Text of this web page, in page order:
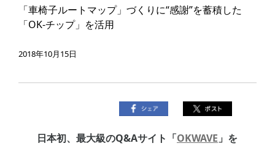
「車椅子ルートマップ」づくりに“感謝”を蓄積した
「OK-チップ」を活用
2018年10月15日
日本初、最大級のQ&Aサイト「OKWAVE 」を